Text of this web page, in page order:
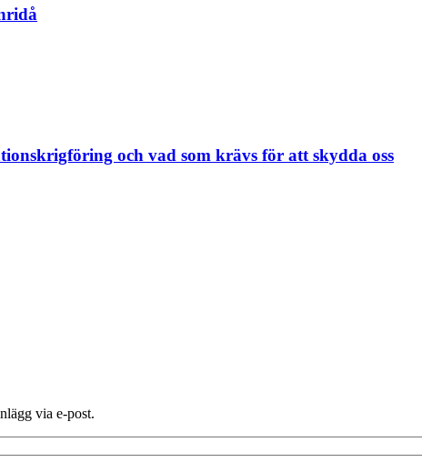
och vad som krävs för att skydda oss
via e-post.